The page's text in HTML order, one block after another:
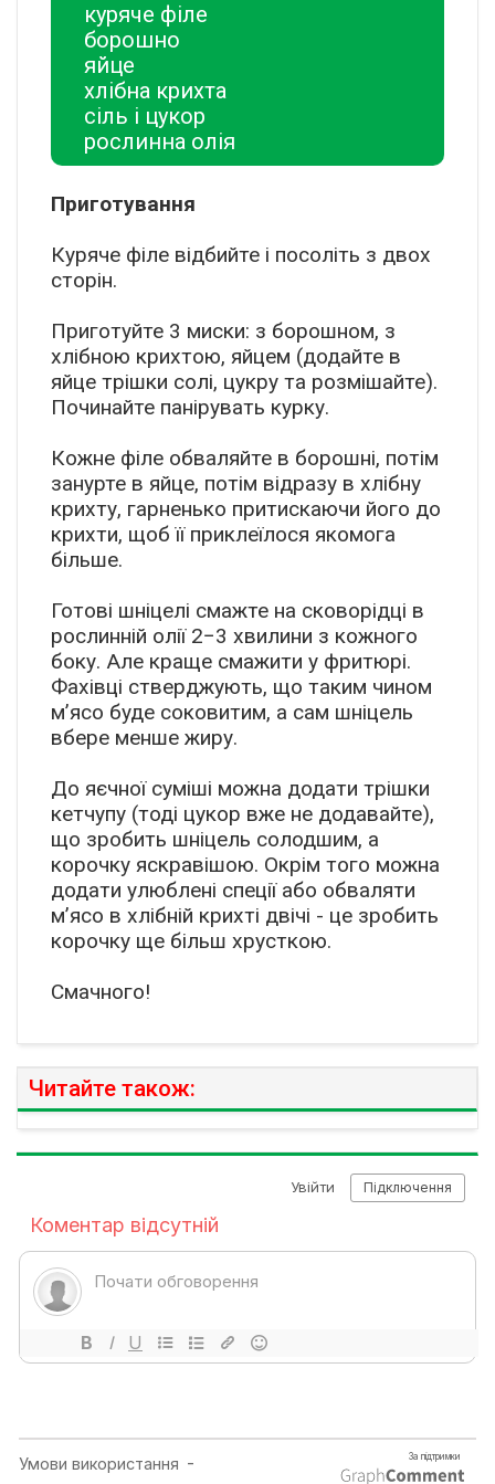
куряче філе
борошно
яйце
хлібна крихта
сіль і цукор
рослинна олія
Приготування
Куряче філе відбийте і посоліть з двох
сторін.
Приготуйте 3 миски: з борошном, з
хлібною крихтою, яйцем (додайте в
яйце трішки солі, цукру та розмішайте).
Починайте панірувать курку.
Кожне філе обваляйте в борошні, потім
занурте в яйце, потім відразу в хлібну
крихту, гарненько притискаючи його до
крихти, щоб її приклеїлося якомога
більше.
Готові шніцелі смажте на сковорідці в
рослинній олії 2−3 хвилини з кожного
боку. Але краще смажити у фритюрі.
Фахівці стверджують, що таким чином
м’ясо буде соковитим, а сам шніцель
вбере менше жиру.
До яєчної суміші можна додати трішки
кетчупу (тоді цукор вже не додавайте),
що зробить шніцель солодшим, а
корочку яскравішою. Окрім того можна
додати улюблені спеції або обваляти
м’ясо в хлібній крихті двічі - це зробить
корочку ще більш хрусткою.
Смачного!
Читайте також: